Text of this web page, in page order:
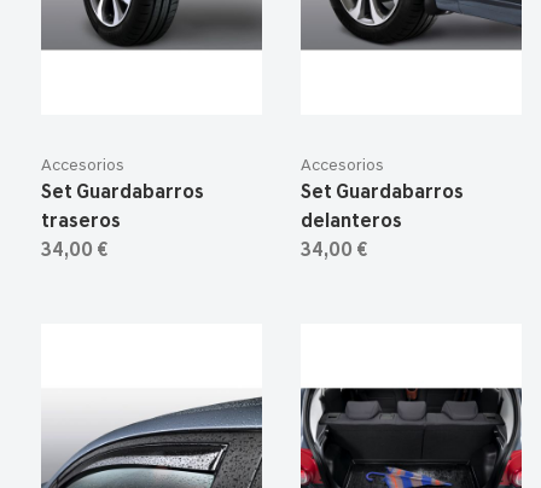
Accesorios
Set Guardabarros
traseros
34,00 €
Accesorios
Set Guardabarros
delanteros
34,00 €